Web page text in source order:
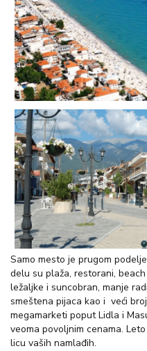
Samo mesto je prugom
delu su plaža, restorani,
ležaljke i suncobran, manje
smeštena pijaca kao i veći
megamarketi poput Lidla i
veoma povoljnim cenama.
licu vaših namlađih.